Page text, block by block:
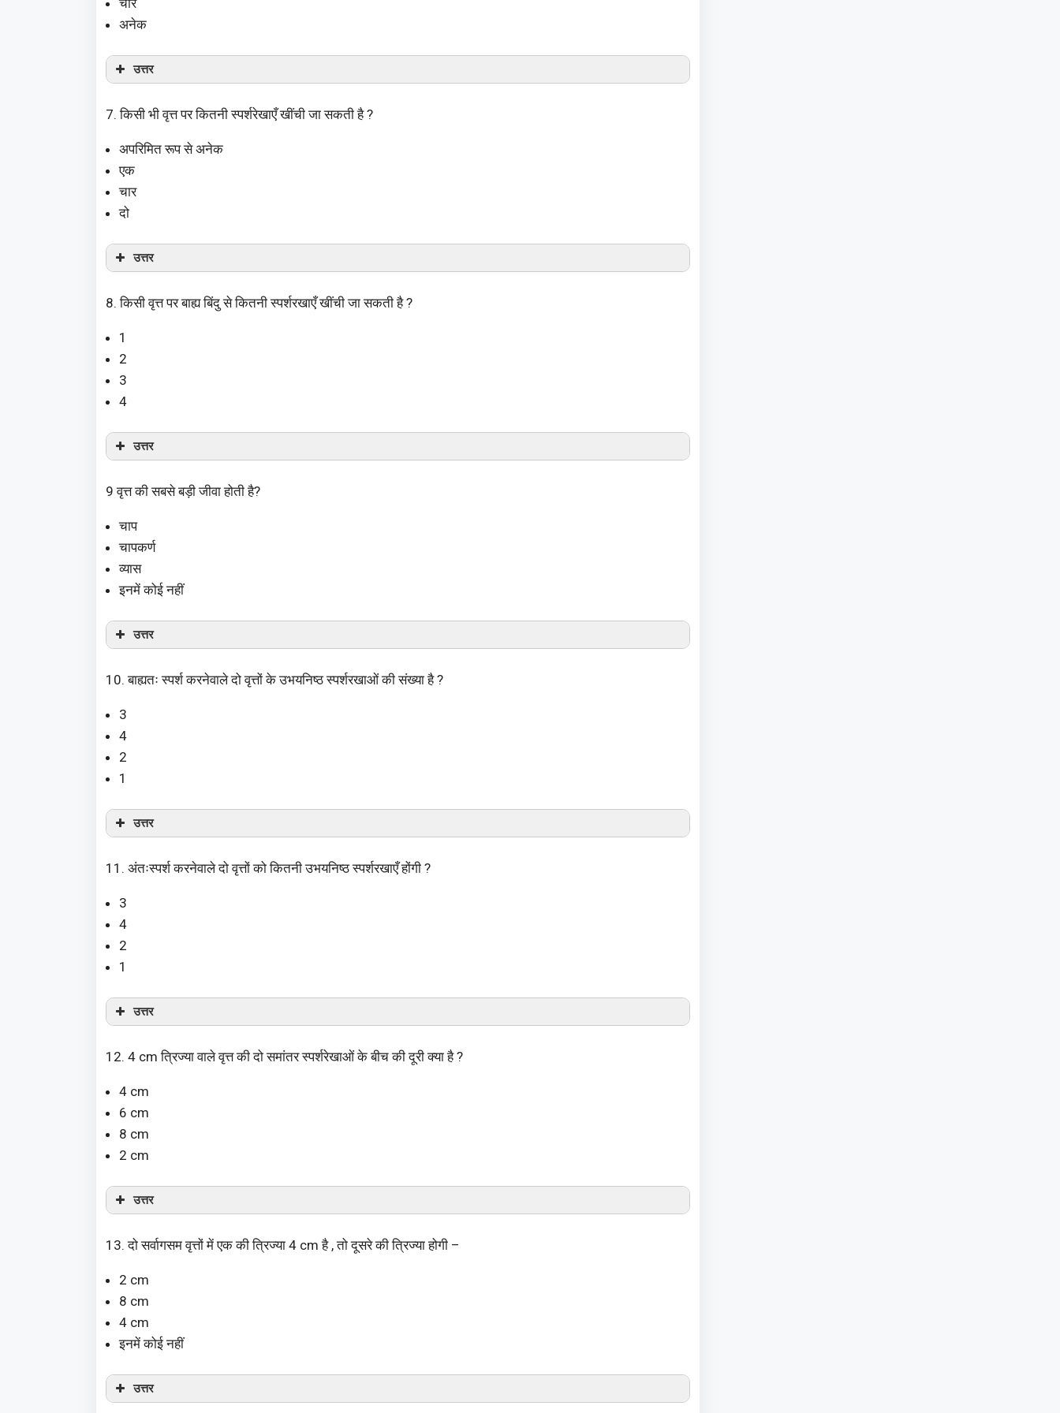
अनेक
उत्तर
7. किसी भी वृत्त पर कितनी स्पर्शरेखाएँ खींची जा सकती है ?
अपरिमित रूप से अनेक
एक
चार
दो
उत्तर
8. किसी वृत्त पर बाह्य बिंदु से कितनी स्पर्शरखाएँ खींची जा सकती है ?
1
2
3
4
उत्तर
9 वृत्त की सबसे बड़ी जीवा होती है?
चाप
चापकर्ण
व्यास
इनमें कोई नहीं
उत्तर
10. बाह्यतः स्पर्श करनेवाले दो वृत्तों के उभयनिष्ठ स्पर्शरखाओं की संख्या है ?
3
4
2
1
उत्तर
11. अंतःस्पर्श करनेवाले दो वृत्तों को कितनी उभयनिष्ठ स्पर्शरखाएँ होंगी ?
3
4
2
1
उत्तर
12. 4 cm त्रिज्या वाले वृत्त की दो समांतर स्पर्शरेखाओं के बीच की दूरी क्या है ?
4 cm
6 cm
8 cm
2 cm
उत्तर
13. दो सर्वागसम वृत्तों में एक की त्रिज्या 4 cm है , तो दूसरे की त्रिज्या होगी –
2 cm
8 cm
4 cm
इनमें कोई नहीं
उत्तर